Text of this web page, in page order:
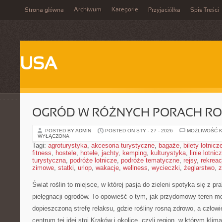
Strona główna Archiwum Kategorie Przyjaciółka Spis Treści
USA
OGRÓD W RÓŻNYCH PORACH
POSTED BY ADMIN POSTED ON STY - 27 - 2026
MOŻLIWOŚĆ
WYŁĄCZONA
Tagi: agroturystyka, akcesoria turystyczne, bagaże, bilety
fitness, hostele, hotele, jachty, kemping, kulturystyka, linie
turystyczna, podróże lotnicze, podróże tematyczne, rejsy,
zimowe, statki, urlop, wakacje, wellness, wycieczki, żeglarstwo,
Świat roślin to miejsce, w której pasja do zieleni spotyka się z
pielęgnacji ogrodów. To opowieść o tym, jak przydomowy teren
dopieszczoną strefę relaksu, gdzie rośliny rosną zdrowo, a
centrum tej idei stoi Kraków i okolice, czyli region, w którym